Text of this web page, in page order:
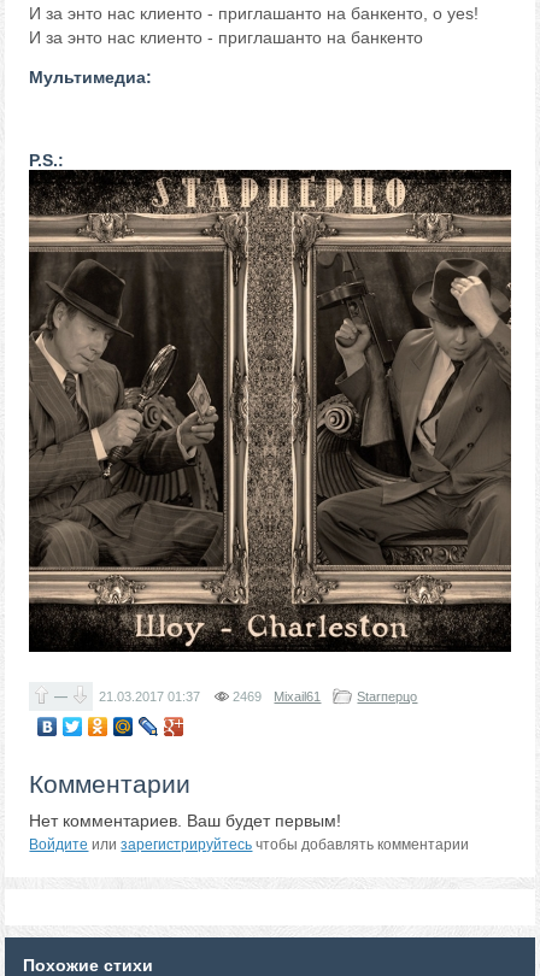
И за энто нас клиенто - приглашанто на банкенто, o yes!
И за энто нас клиенто - приглашанто на банкенто
Мультимедиа:
P.S.:
— 21.03.201701:37 2469 Mixail61 Starперцо
Комментарии
Нет комментариев. Ваш будет первым!
Войдите илизарегистрируйтесь чтобы добавлять комментарии
Похожие стихи